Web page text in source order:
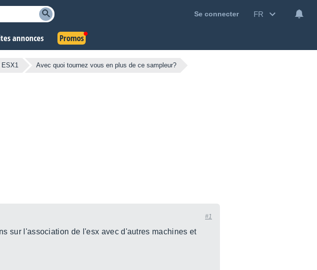
Se connecter FR
annonces Promos
ESX1 Avec quoi tournez vous en plus de ce sampleur?
#1
sur l'association de l'esx avec d'autres machines et